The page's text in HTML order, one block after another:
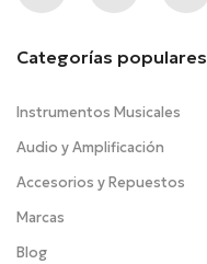
Categorías populares
Instrumentos Musicales
Audio y Amplificación
Accesorios y Repuestos
Marcas
Blog